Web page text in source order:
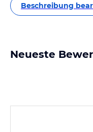
Beschreibung
Neueste